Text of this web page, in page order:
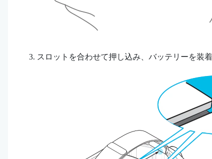
スロットを合わせて押し込み、バッテリーを装